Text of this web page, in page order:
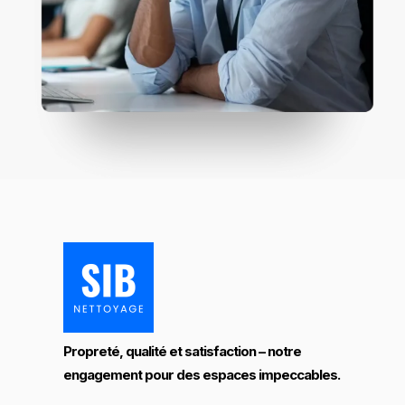
Propreté, qualité et satisfaction – notre
engagement pour des espaces impeccables.